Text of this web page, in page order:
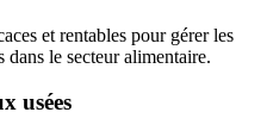
et rentables pour gérer les
le secteur alimentaire.
usées